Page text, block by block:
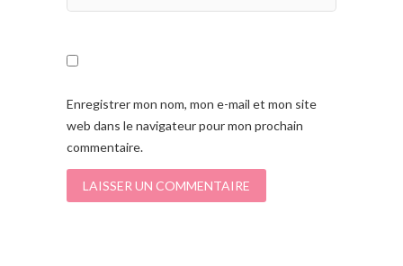
Enregistrer mon nom, mon e-mail et mon site
web dans le navigateur pour mon prochain
commentaire.